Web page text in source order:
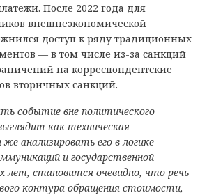
После 2022 года для
внешнеэкономической
доступ к ряду традиционных
— в том числе из-за санкций
на корреспондентские
вторичных санкций.
событие вне политического
как техническая
анализировать его в логике
и государственной
лет, становится очевидно, что речь
контура обращения стоимости,